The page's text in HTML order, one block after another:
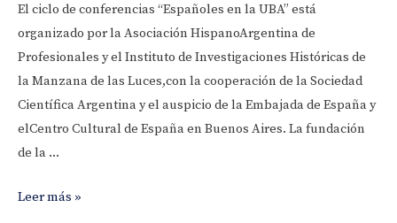
El ciclo de conferencias “Españoles en la UBA” está
organizado por la Asociación HispanoArgentina de
Profesionales y el Instituto de Investigaciones Históricas de
la Manzana de las Luces,con la cooperación de la Sociedad
Científica Argentina y el auspicio de la Embajada de España y
elCentro Cultural de España en Buenos Aires. La fundación
de la …
Ciclo
Leer más »